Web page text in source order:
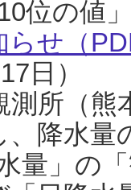
位の値
らせ（
日）
測所（熊
降水
量」の